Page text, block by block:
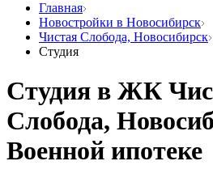
Главная
Новостройки в Новосибирск
Чистая Слобода, Новосибирск
Студия
Студия в ЖК
Слобода,
Военной ипотеке